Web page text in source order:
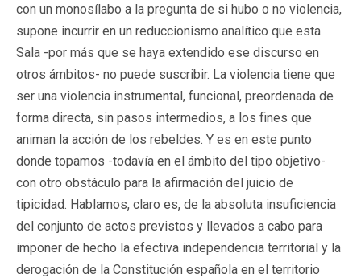
con un monosílabo a la pregunta de si hubo o no violencia,
supone incurrir en un reduccionismo analítico que esta
Sala -por más que se haya extendido ese discurso en
otros ámbitos- no puede suscribir. La violencia tiene que
ser una violencia instrumental, funcional, preordenada de
forma directa, sin pasos intermedios, a los fines que
animan la acción de los rebeldes. Y es en este punto
donde topamos -todavía en el ámbito del tipo objetivo-
con otro obstáculo para la afirmación del juicio de
tipicidad. Hablamos, claro es, de la absoluta insuficiencia
del conjunto de actos previstos y llevados a cabo para
imponer de hecho la efectiva independencia territorial y la
derogación de la Constitución española en el territorio